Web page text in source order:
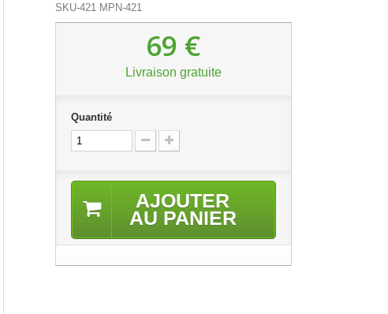
SKU-421 MPN-421
69 €
Livraison gratuite
Quantité
AJOUTER
AU PANIER